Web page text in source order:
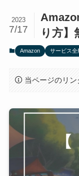
り方】
2023
7/17
Amazon サービス全
当ページのリン